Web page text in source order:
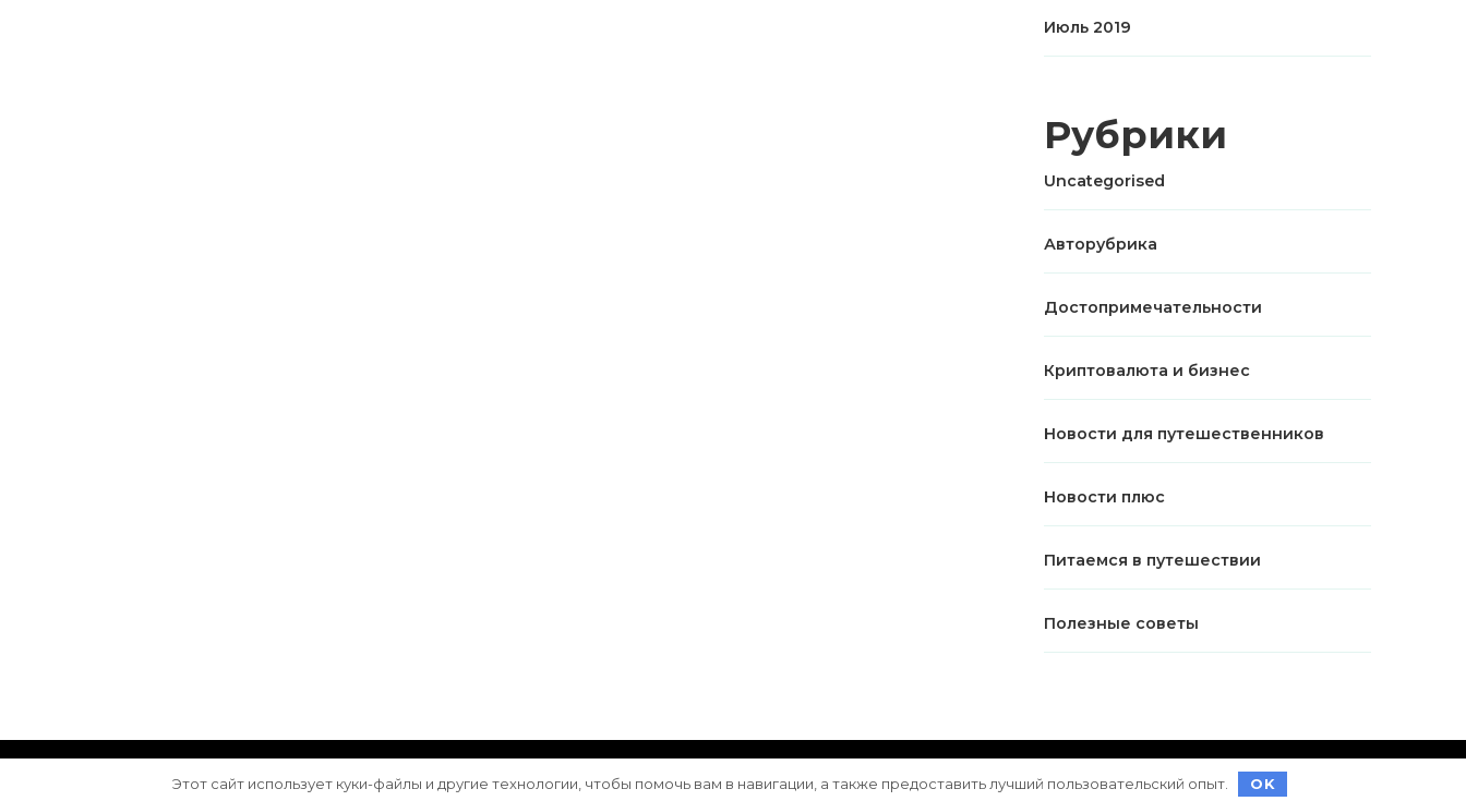
Июль 2019
Рубрики
Uncategorised
Авторубрика
Достопримечательности
Криптовалюта и бизнес
Новости для путешественников
Новости плюс
Питаемся в путешествии
Полезные советы
© Авторское право 2026 . Все права защищены. Vilva | Разработана WordPress
Этот сайт использует куки-файлы и другие технологии, чтобы помочь вам в навигации, а также предоставить лучший пользовательский опыт. OK